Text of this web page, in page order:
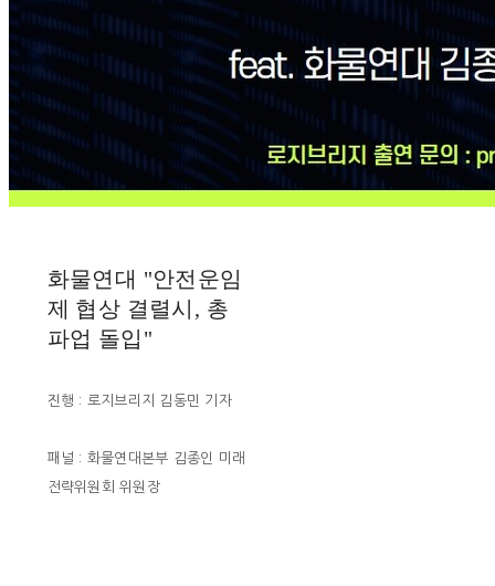
화물연대 "안전운임
제 협상 결렬시, 총
파업 돌입"
진행 : 로지브리지 김동민 기자
패널 : 화물연대본부 김종인 미래
전략위원회 위원장